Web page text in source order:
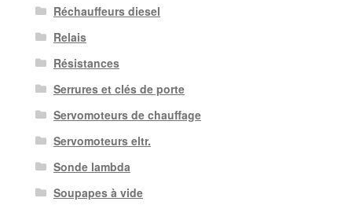
Réchauffeurs diesel
Relais
Résistances
Serrures et clés de porte
Servomoteurs de chauffage
Servomoteurs eltr.
Sonde lambda
Soupapes à vide